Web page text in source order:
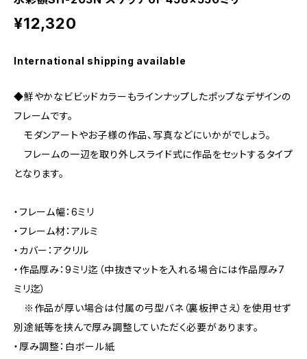
¥12,320
International shipping available
◆鮮やかなビビッドカラーもラインナップしたポップなデザインの
フレームです。
モダンアートやお子様の作品、写真などにいかがでしょう。
フレームの一辺を取り外しスライド式に作品をセットするタイプ
となります。
・フレーム幅：6ミリ
・フレーム材：アルミ
・カバー：アクリル
・作品厚み：9ミリ迄（中抜きマットを入れる場合には作品厚み7
ミリ迄）
※作品が厚い場合は付属の弓型バネ（裏板押さえ）を使用せず
別途紙等を挟んで厚み調整していただく必要があります。
・厚み調整：白ボール紙